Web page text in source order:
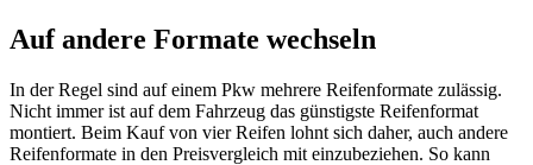
Auf andere Formate wechseln
In der Regel sind auf einem Pkw mehrere Reifenformate zulässig.
Nicht immer ist auf dem Fahrzeug das günstigste Reifenformat
montiert. Beim Kauf von vier Reifen lohnt sich daher, auch andere
Reifenformate in den Preisvergleich mit einzubeziehen. So kann